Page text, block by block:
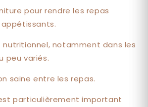
pour rendre les repas
nutritionnel, notamment dans les
peu variés.
saine entre les repas.
particulièrement important